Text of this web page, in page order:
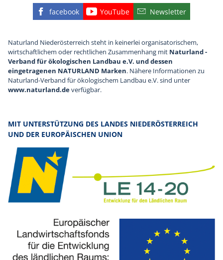
Finden Sie die eNu auf Facebook
facebook Besuchen Sie den
YouTube Abonnieren Sie
Newsletter
Naturland Niederösterreich steht in keinerlei organisatorischem,
wirtschaftlichem oder rechtlichen Zusammenhang mit Naturland -
Verband für ökologischen Landbau e.V. und dessen
eingetragenen NATURLAND Marken. Nähere Informationen zu
Naturland-Verband für ökologischem Landbau e.V. sind unter
www.naturland.deverfügbar.
MIT UNTERSTÜTZUNG DES LANDES NIEDERÖSTERREICH
UND DER EUROPÄISCHEN UNION